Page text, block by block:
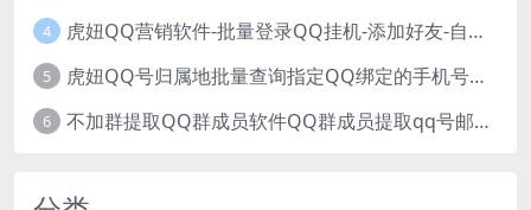
4 虎妞QQ营销软件-批量登录QQ挂机-添加好友-自动加群-群发消息-临时会话
5 虎妞QQ号归属地批量查询指定QQ绑定的手机号软件
6 不加群提取QQ群成员软件QQ群成员提取qq号邮箱软件